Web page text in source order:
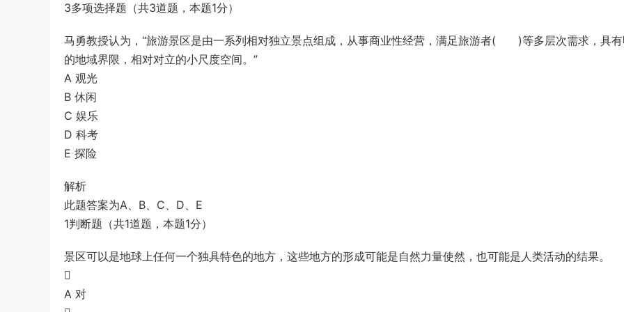
3多项选择题（共3道题，本题1分）
马勇教授认为，“旅游景区是由一系列相对独立景点组成，从事商业性经营，满足旅游者( )等多层次需求，具
的地域界限，相对对立的小尺度空间。”
A 观光
B 休闲
C 娱乐
D 科考
E 探险
解析
此题答案为A、B、C、D、E
1判断题（共1道题，本题1分）
景区可以是地球上任何一个独具特色的地方，这些地方的形成可能是自然力量使然，也可能是人类活动的结果。

A 对